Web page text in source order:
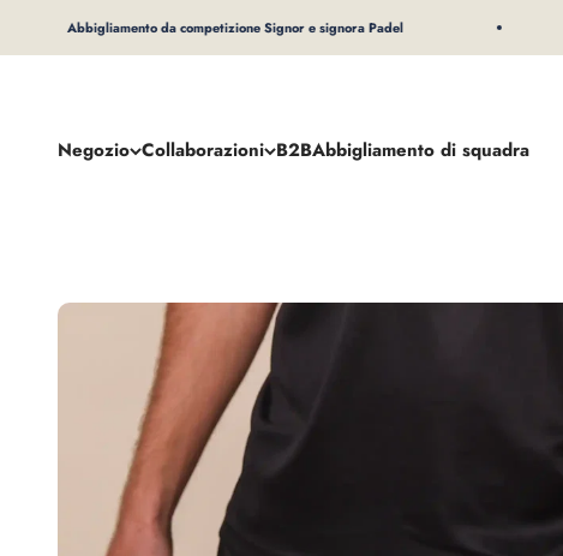
Abbigliamento da competizione Signor e signora Padel
Negozio Collaborazioni B2BAbbigliamento di squadra